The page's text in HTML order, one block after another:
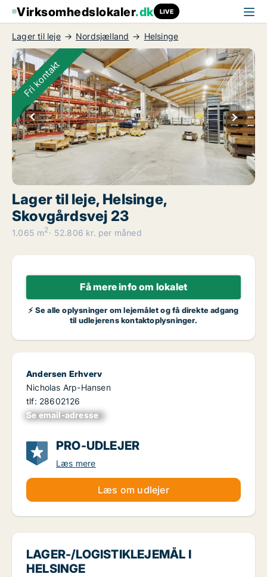
Virksomhedslokaler.dk LIVE
Lager til leje Nordsjælland Helsinge
Fri kontakt
Lager til leje, Helsinge,
Skovgårdsvej 23
1.065 m2 52.806 kr. per måned
Få mere info om lokalet
⚡ Se alle oplysninger om lejemålet og få direkte adgang
til udlejerens kontaktoplysninger.
Andersen Erhverv
Nicholas Arp-Hansen
tlf: 28602126
Se email-adresse
xxxxxxxxxxxxxxxx
PRO-UDLEJER
Læs mere
Læs om udlejer
LAGER-/LOGISTIKLEJEMÅL I
HELSINGE